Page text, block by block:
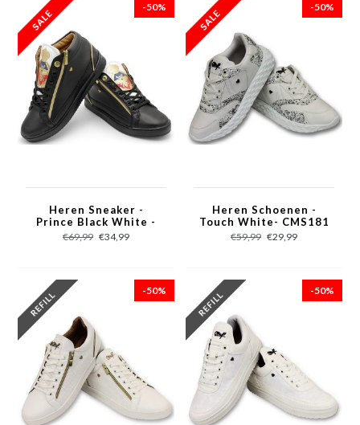
-50%
Heren Sneaker -
Prince Black White -
CMS98 - Zwart
€69,99 €34,99
-50%
Heren Schoenen -
Touch White- CMS181
- Wit
€59,99 €29,99
-50% -50%